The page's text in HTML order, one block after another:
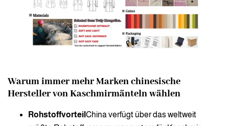
Warum immer mehr Marken chinesische
Hersteller von Kaschmirmänteln wählen
Rohstoffvorteil China verfügt über das weltweit